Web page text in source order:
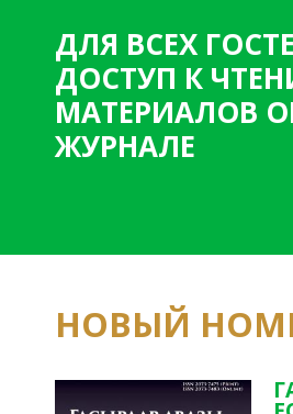
ДЛЯ ВСЕХ
ДОСТУП К
МАТЕРИАЛОВ
ЖУРНАЛЕ
НОВЫЙ